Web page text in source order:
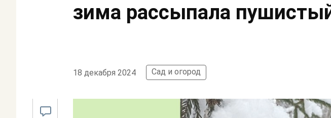
зима рассыпала
18 декабря 2024 Сад и огород